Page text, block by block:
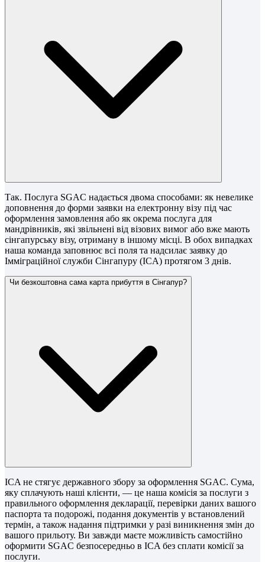
Так. Послуга SGAC надається двома способами: як невелике
доповнення до форми заявки на електронну візу під час
оформлення замовлення або як окрема послуга для
мандрівників, які звільнені від візових вимог або вже мають
сінгапурську візу, отриману в іншому місці. В обох випадках
наша команда заповнює всі поля та надсилає заявку до
Імміграційної служби Сінгапуру (ICA) протягом 3 днів.
Чи безкоштовна сама карта прибуття в Сінгапур?
ICA не стягує державного збору за оформлення SGAC. Сума,
яку сплачують наші клієнти, — це наша комісія за послуги з
правильного оформлення декларації, перевірки даних вашого
паспорта та подорожі, подання документів у встановлений
термін, а також надання підтримки у разі виникнення змін до
вашого прильоту. Ви завжди маєте можливість самостійно
оформити SGAC безпосередньо в ICA без сплати комісії за
послуги.